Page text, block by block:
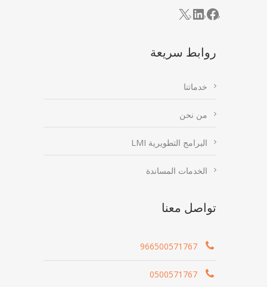
Facebook
LinkedIn
X
روابط سريعة
خدماتنا
من نحن
البرامج التطويرية LMI
الخدمات المساندة
تواصل معنا
966500571767
0500571767